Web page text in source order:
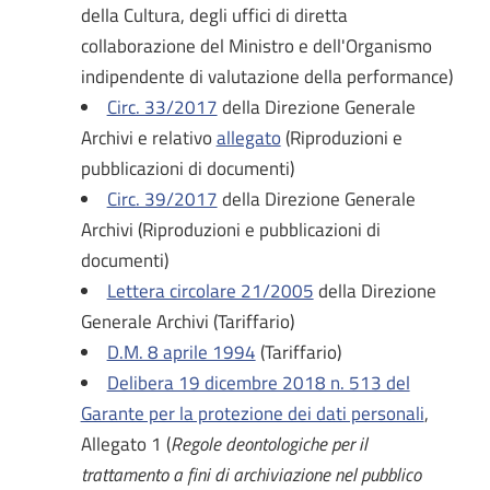
della Cultura, degli uffici di diretta
collaborazione del Ministro e dell'Organismo
indipendente di valutazione della performance)
Circ. 33/2017della Direzione Generale
Archivi e relativoallegato(Riproduzioni e
pubblicazioni di documenti)
Circ. 39/2017della Direzione Generale
Archivi (Riproduzioni e pubblicazioni di
documenti)
Lettera circolare 21/2005della Direzione
Generale Archivi (Tariffario)
D.M. 8 aprile 1994(Tariffario)
Delibera 19 dicembre 2018 n. 513 del
Garante per la protezione dei dati personali,
Allegato 1 (Regole deontologiche per il
trattamento a fini di archiviazione nel pubblico